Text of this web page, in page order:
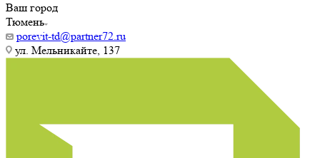
Ваш город
Тюмень
porevit-td@partner72.ru
ул. Мельникайте, 137